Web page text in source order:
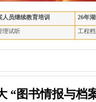
人员继续教育培训 26年
理试听 工程
“图书情报与档